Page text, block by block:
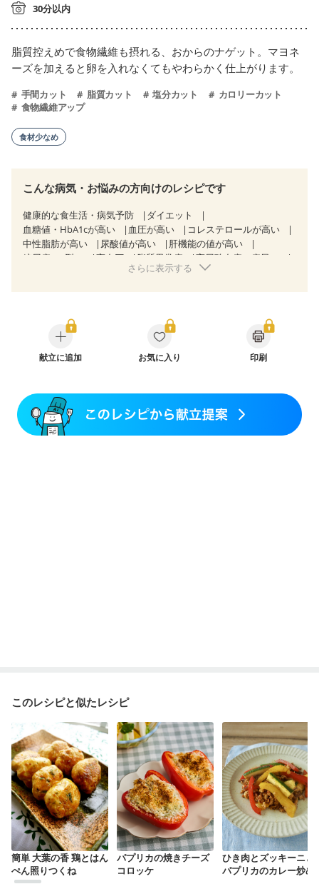
30分以内
脂質控えめで食物繊維も摂れる、おからのナゲット。マヨネ
ーズを加えると卵を入れなくてもやわらかく仕上がります。
手間カット 脂質カット 塩分カット
カロリーカット
食物繊維アップ
食材少なめ
こんな病気・お悩みの方向けのレシピです
健康的な食生活・病気予防
ダイエット
血糖値・HbA1cが高い
血圧が高い
コレステロールが高い
中性脂肪が高い
尿酸値が高い
肝機能の値が高い
糖尿病（2型）
高血圧 脂質異常症
高尿酸血症（痛風）
心臓弁膜症 心不全
CKD（ステージ３a）
CKD（ステージ３b）
乳がん（抗がん剤治療中）
乳がん（ホルモン療法中）
乳がん（放射線治療中）
骨粗しょう症
フレイル（年齢に合わせた体作り）
低栄養予防
貧血対策
ニキビ・肌荒れ
さらに表示する
献立に追加 お気に入り 印刷
このレシピと似たレシピ
簡単 大葉の香 鶏とはん
ぺん照りつくね
パプリカの焼きチーズ
コロッケ
ひき肉とズッキーニと
パプリカのカレー炒め